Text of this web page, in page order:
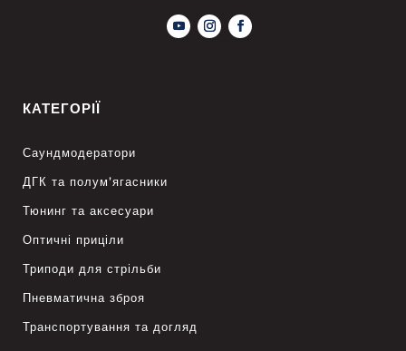
КАТЕГОРІЇ
Саундмодератори
ДГК та полум’ягасники
Тюнинг та аксесуари
Оптичні приціли
Триподи для стрільби
Пневматична зброя
Транспортування та догляд